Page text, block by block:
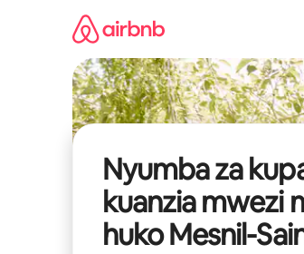
Nyumba za
kuanzia mwezi
huko Mesnil-